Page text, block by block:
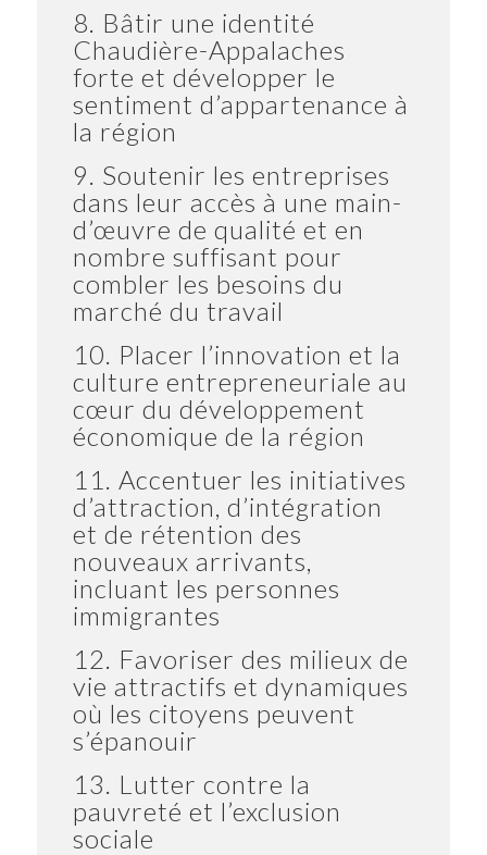
8. Bâtir une identité
Chaudière-Appalaches
forte et développer le
sentiment d’appartenance à
la région
9. Soutenir les entreprises
dans leur accès à une main-
d’œuvre de qualité et en
nombre suffisant pour
combler les besoins du
marché du travail
10. Placer l’innovation et la
culture entrepreneuriale au
cœur du développement
économique de la région
11. Accentuer les initiatives
d’attraction, d’intégration
et de rétention des
nouveaux arrivants,
incluant les personnes
immigrantes
12. Favoriser des milieux de
vie attractifs et dynamiques
où les citoyens peuvent
s’épanouir
13. Lutter contre la
pauvreté et l’exclusion
sociale